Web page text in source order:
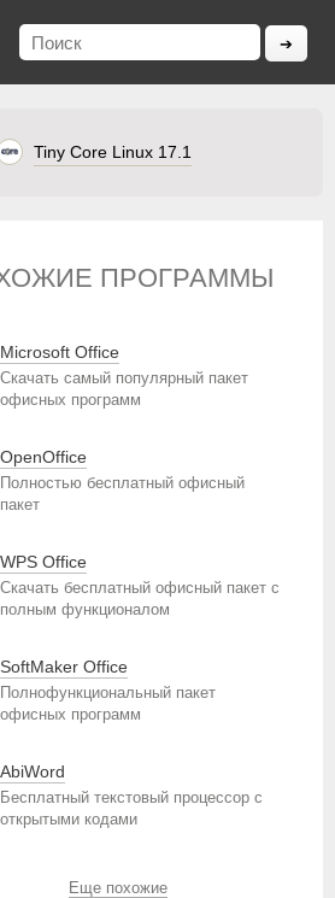
Tiny Core Linux 17.1
ПРОГРАММЫ
Microsoft Office
Скачать самый популярный пакет
офисных программ
OpenOffice
Полностью бесплатный офисный
пакет
WPS Office
Скачать бесплатный офисный пакет с
полным функционалом
SoftMaker Office
Полнофункциональный пакет
офисных программ
AbiWord
Бесплатный текстовый процессор с
открытыми кодами
Еще похожие